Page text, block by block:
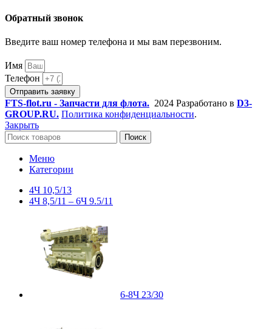
Обратный звонок
Введите ваш номер телефона и мы вам перезвоним.
Имя
Телефон
Отправить заявку
FTS-flot.ru - Запчасти для флота. 2024 Разработано в D3-
GROUP.RU. Политика конфиденциальности.
Закрыть
Поиск
Меню
Категории
4Ч 10,5/13
4Ч 8,5/11 – 6Ч 9.5/11
6-8Ч 23/30